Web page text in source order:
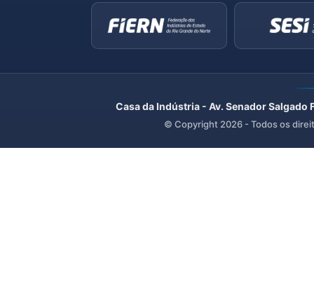
Casa da Indústria - Av. Senador
© Copyright 2026 - Todos os